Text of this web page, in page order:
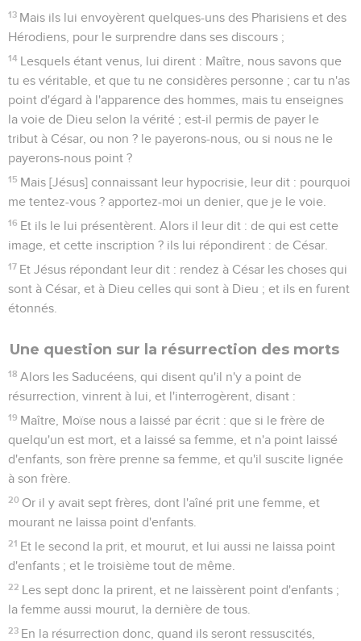
13 Mais ils lui envoyèrent quelques-uns des Pharisiens et des
Hérodiens, pour le surprendre dans ses discours ;
14 Lesquels étant venus, lui dirent : Maître, nous savons que
tu es véritable, et que tu ne considères personne ; car tu n'as
point d'égard à l'apparence des hommes, mais tu enseignes
la voie de Dieu selon la vérité ; est-il permis de payer le
tribut à César, ou non ? le payerons-nous, ou si nous ne le
payerons-nous point ?
15 Mais [Jésus] connaissant leur hypocrisie, leur dit : pourquoi
me tentez-vous ? apportez-moi un denier, que je le voie.
16 Et ils le lui présentèrent. Alors il leur dit : de qui est cette
image, et cette inscription ? ils lui répondirent : de César.
17 Et Jésus répondant leur dit : rendez à César les choses qui
sont à César, et à Dieu celles qui sont à Dieu ; et ils en furent
étonnés.
Une question sur la résurrection des morts
18 Alors les Saducéens, qui disent qu'il n'y a point de
résurrection, vinrent à lui, et l'interrogèrent, disant :
19 Maître, Moïse nous a laissé par écrit : que si le frère de
quelqu'un est mort, et a laissé sa femme, et n'a point laissé
d'enfants, son frère prenne sa femme, et qu'il suscite lignée
à son frère.
20 Or il y avait sept frères, dont l'aîné prit une femme, et
mourant ne laissa point d'enfants.
21 Et le second la prit, et mourut, et lui aussi ne laissa point
d'enfants ; et le troisième tout de même.
22 Les sept donc la prirent, et ne laissèrent point d'enfants ;
la femme aussi mourut, la dernière de tous.
23 En la résurrection donc, quand ils seront ressuscités,